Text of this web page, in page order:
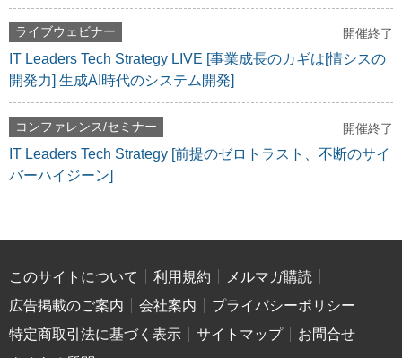
ライブウェビナー 開催終了
IT Leaders Tech Strategy LIVE [事業成長のカギは[情シスの
開発力] 生成AI時代のシステム開発]
コンファレンス/セミナー 開催終了
IT Leaders Tech Strategy [前提のゼロトラスト、不断のサイ
バーハイジーン]
このサイトについて 利用規約
メルマガ購読
広告掲載のご案内
会社案内
プライバシーポリシー
特定商取引法に基づく表示
サイトマップ
お問合せ